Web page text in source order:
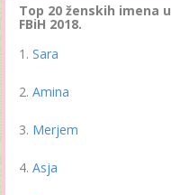
Top 20 ženskih imena u
FBiH 2018.
Sara
Amina
Merjem
Asja